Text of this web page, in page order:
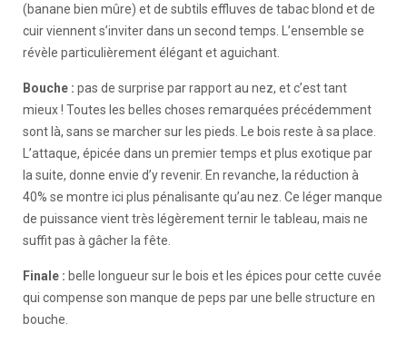
(banane bien mûre) et de subtils effluves de tabac blond et de
cuir viennent s’inviter dans un second temps. L’ensemble se
révèle particulièrement élégant et aguichant.
Bouche : pas de surprise par rapport au nez, et c’est tant
mieux ! Toutes les belles choses remarquées précédemment
sont là, sans se marcher sur les pieds. Le bois reste à sa place.
L’attaque, épicée dans un premier temps et plus exotique par
la suite, donne envie d’y revenir. En revanche, la réduction à
40% se montre ici plus pénalisante qu’au nez. Ce léger manque
de puissance vient très légèrement ternir le tableau, mais ne
suffit pas à gâcher la fête.
Finale : belle longueur sur le bois et les épices pour cette cuvée
qui compense son manque de peps par une belle structure en
bouche.